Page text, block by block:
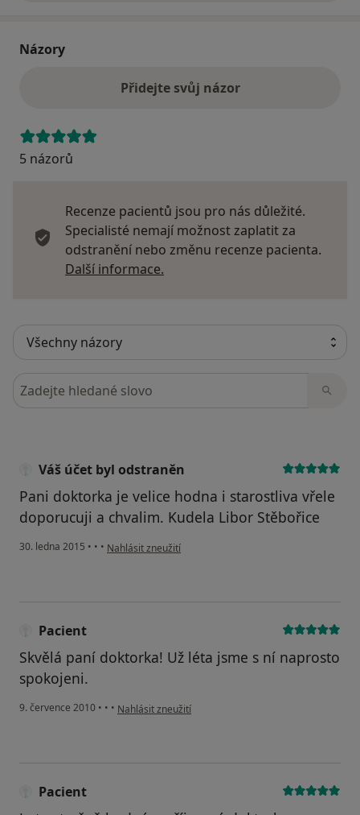
Názory
Přidejte svůj názor
5 názorů
Recenze pacientů jsou pro nás důležité.
Specialisté nemají možnost zaplatit za
odstranění nebo změnu recenze pacienta.
Další informace.
Hledejte v názorech
Váš účet byl odstraněn
Pani doktorka je velice hodna i starostliva vřele
doporucuji a chvalim. Kudela Libor Stěbořice
30. ledna 2015 • • • podle názoru uživatele Váš účet byl odstraněn
Nahlásit zneužití
Pacient
Skvělá paní doktorka! Už léta jsme s ní naprosto
spokojeni.
9. července 2010 • • • podle názoru uživatele Pacient
Nahlásit zneužití
Pacient